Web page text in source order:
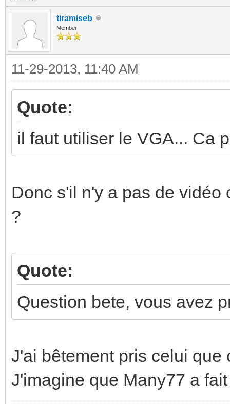
tiramiseb
Member
11-29-2013, 11:40 AM
Quote:
il faut utiliser le VGA... Ca
Donc s'il n'y a pas de vidéo
?
Quote:
Question bete, vous avez
J'ai bêtement pris celui
J'imagine que Many77 a